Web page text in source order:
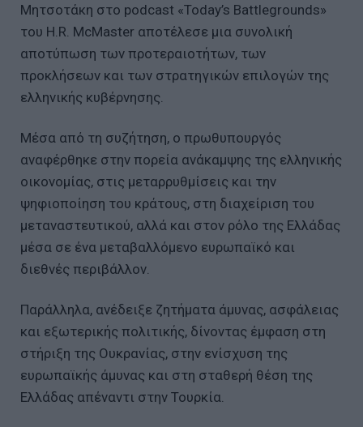
Μητσοτάκη στο podcast «Today’s Battlegrounds»
του H.R. McMaster αποτέλεσε μια συνολική
αποτύπωση των προτεραιοτήτων, των
προκλήσεων και των στρατηγικών επιλογών της
ελληνικής κυβέρνησης.
Μέσα από τη συζήτηση, ο πρωθυπουργός
αναφέρθηκε στην πορεία ανάκαμψης της ελληνικής
οικονομίας, στις μεταρρυθμίσεις και την
ψηφιοποίηση του κράτους, στη διαχείριση του
μεταναστευτικού, αλλά και στον ρόλο της Ελλάδας
μέσα σε ένα μεταβαλλόμενο ευρωπαϊκό και
διεθνές περιβάλλον.
Παράλληλα, ανέδειξε ζητήματα άμυνας, ασφάλειας
και εξωτερικής πολιτικής, δίνοντας έμφαση στη
στήριξη της Ουκρανίας, στην ενίσχυση της
ευρωπαϊκής άμυνας και στη σταθερή θέση της
Ελλάδας απέναντι στην Τουρκία.